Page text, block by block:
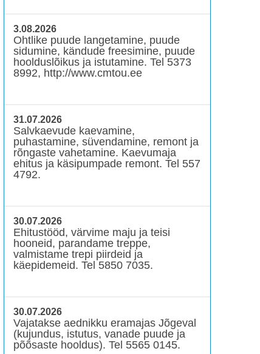
3.08.2026
Ohtlike puude langetamine, puude
sidumine, kändude freesimine, puude
hoolduslõikus ja istutamine. Tel 5373
8992, http://www.cmtou.ee
31.07.2026
Salvkaevude kaevamine,
puhastamine, süvendamine, remont ja
rõngaste vahetamine. Kaevumaja
ehitus ja käsipumpade remont. Tel 557
4792.
30.07.2026
Ehitustööd, värvime maju ja teisi
hooneid, parandame treppe,
valmistame trepi piirdeid ja
käepidemeid. Tel 5850 7035.
30.07.2026
Vajatakse aednikku eramajas Jõgeval
(kujundus, istutus, vanade puude ja
põõsaste hooldus). Tel 5565 0145.